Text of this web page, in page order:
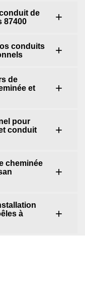
de
87400
conduits
de
et
pour
conduit
cheminée
à